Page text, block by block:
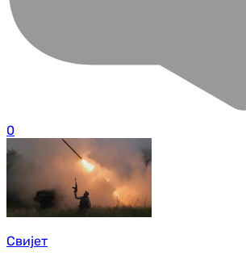
0
Свијет